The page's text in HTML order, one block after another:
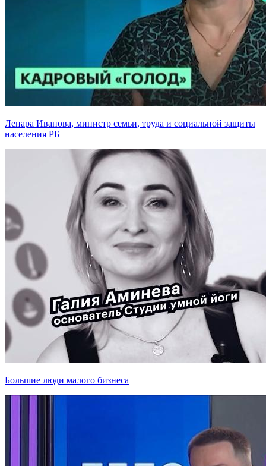
Ленара Иванова, министр семьи, труда и социальной защиты
населения РБ
Большие люди малого бизнеса